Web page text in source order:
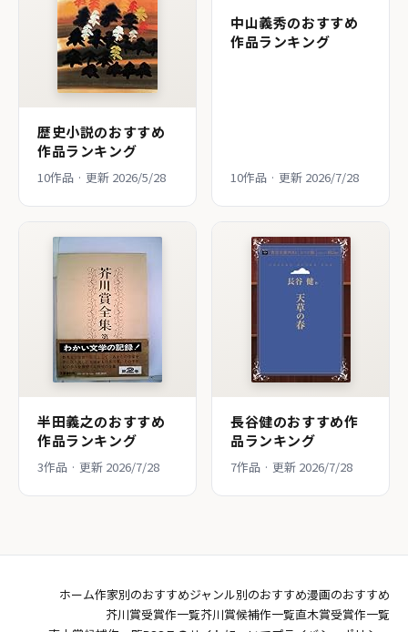
歴史小説のおすすめ
作品ランキング
10作品 · 更新 2026/5/28
中山義秀のおすすめ
作品ランキング
10作品 · 更新 2026/7/28
半田義之のおすすめ
作品ランキング
3作品 · 更新 2026/7/28
長谷健のおすすめ作
品ランキング
7作品 · 更新 2026/7/28
ホーム作家別のおすすめジャンル別のおすすめ漫画のおすすめ
芥川賞受賞作一覧芥川賞候補作一覧直木賞受賞作一覧